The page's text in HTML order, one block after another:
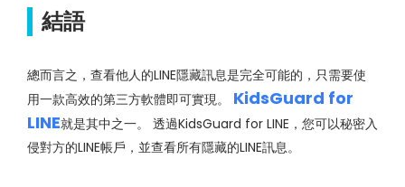
結語
總而言之，查看他人的LINE隱藏訊息是完全可能的，只需要使
用一款高效的第三方軟體即可實現。 KidsGuard for
LINE就是其中之一。 透過KidsGuard for LINE，您可以秘密入
侵對方的LINE帳戶，並查看所有隱藏的LINE訊息。